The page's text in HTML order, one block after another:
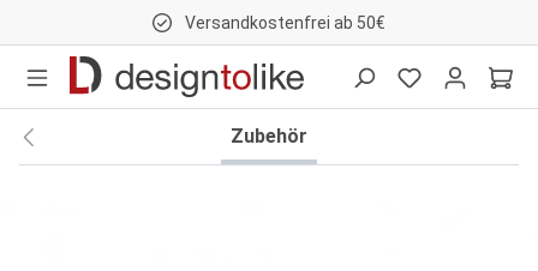
Versandkostenfrei ab 50€
Zubehör